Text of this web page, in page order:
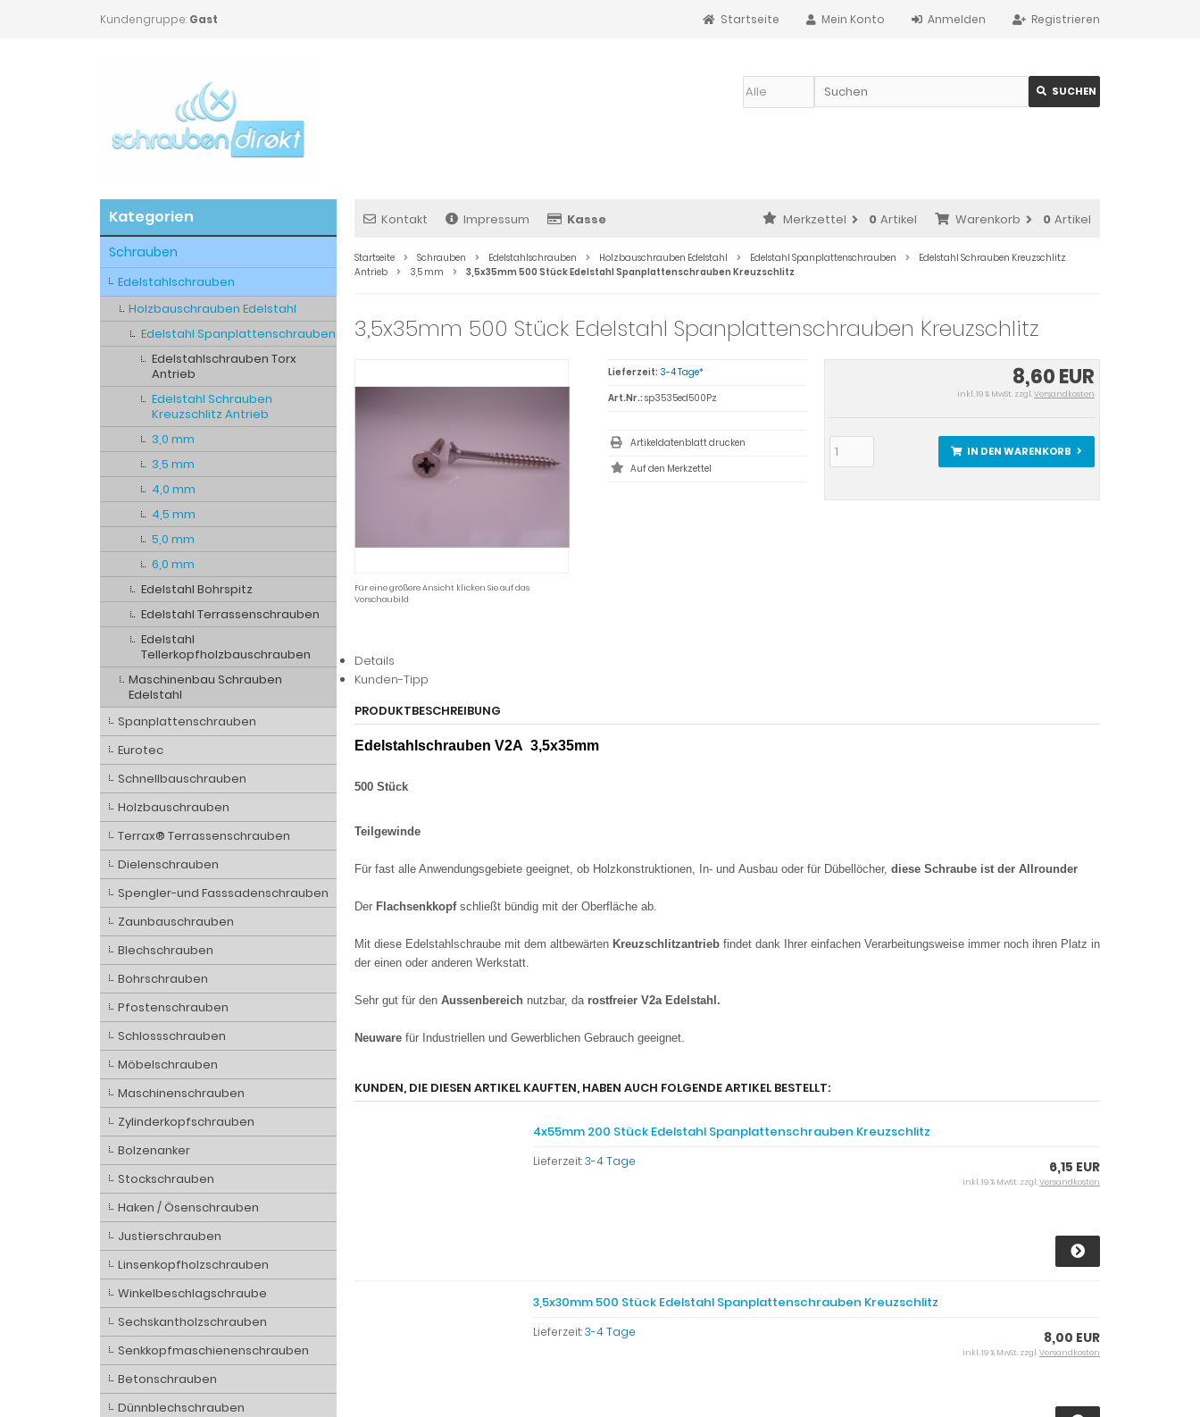
Kundengruppe: Gast Registrieren
Anmelden
Mein Konto
Startseite
Alle SUCHEN
Kontakt Impressum Kasse Warenkorb 0 Artikel
Merkzettel 0 Artikel
Startseite Schrauben Edelstahlschrauben Holzbauschrauben Edelstahl Edelstahl Spanplattenschrauben
Edelstahl Schrauben Kreuzschlitz
Antrieb
3,5 mm 3,5x35mm 500 Stück Edelstahl Spanplattenschrauben Kreuzschlitz
3,5x35mm 500 Stück Edelstahl Spanplattenschrauben Kreuzschlitz
Für eine größere Ansicht klicken Sie auf das
Vorschaubild
8,60 EUR
inkl. 19 % MwSt. zzgl.Versandkosten
IN DEN WARENKORB
Lieferzeit: 3-4 Tage*
Art.Nr.: sp3535ed500Pz
Artikeldatenblatt drucken
Details
PRODUKTBESCHREIBUNG
Mit diese Edelstahlschraube mit dem altbewärten
Kategorien
Schrauben
Edelstahlschrauben
Holzbauschrauben Edelstahl
Edelstahl Spanplattenschrauben
Edelstahlschrauben Torx
Antrieb
Edelstahl Schrauben
Kreuzschlitz Antrieb
3,0 mm
3,5 mm
4,0 mm
4,5 mm
5,0 mm
6,0 mm
Edelstahl Bohrspitz
Edelstahl Terrassenschrauben
Edelstahl
Tellerkopfholzbauschrauben
Maschinenbau Schrauben
Edelstahl
Spanplattenschrauben
Eurotec
Schnellbauschrauben
Holzbauschrauben
Terrax® Terrassenschrauben
Dielenschrauben
Spengler-und Fasssadenschrauben
Zaunbauschrauben
Blechschrauben
Bohrschrauben
Pfostenschrauben
Schlossschrauben
Möbelschrauben
Maschinenschrauben
Zylinderkopfschrauben
Bolzenanker
Stockschrauben
Haken / Ösenschrauben
Justierschrauben
Linsenkopfholzschrauben
Winkelbeschlagschraube
Sechskantholzschrauben
Senkkopfmaschienenschrauben
Betonschrauben
Dünnblechschrauben